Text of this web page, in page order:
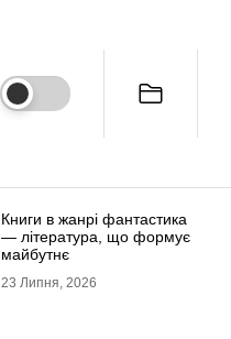
Книги в жанрі фантастика
— література, що формує
майбутнє
23 Липня, 2026